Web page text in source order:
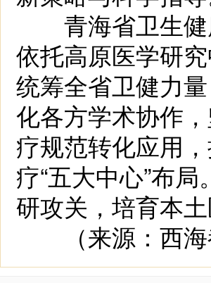
青海省卫生健
依托高原医学研
统筹全省卫健力
化各方学术协作
疗规范转化应用
疗“五大中心”布
研攻关，培育本
（来源：西海